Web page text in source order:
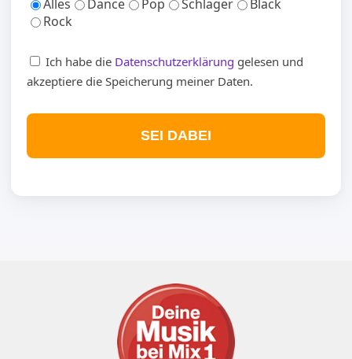
Alles
Dance Pop Schlager
Black
Rock
Ich habe die Datenschutzerklärung gelesen und
akzeptiere die Speicherung meiner Daten.
SEI DABEI